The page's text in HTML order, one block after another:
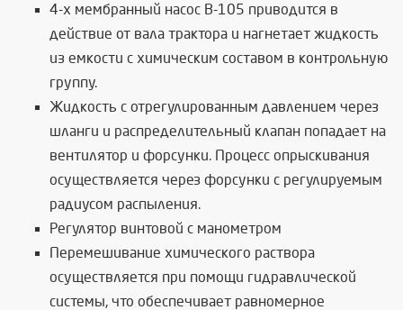
4-х мембранный насос В-105 приводится в
действие от вала трактора и нагнетает жидкость
из емкости с химическим составом в контрольную
группу.
Жидкость с отрегулированным давлением через
шланги и распределительный клапан попадает на
вентилятор и форсунки. Процесс опрыскивания
осуществляется через форсунки с регулируемым
радиусом распыления.
Регулятор винтовой с манометром
Перемешивание химического раствора
осуществляется при помощи гидравлической
системы, что обеспечивает равномерное